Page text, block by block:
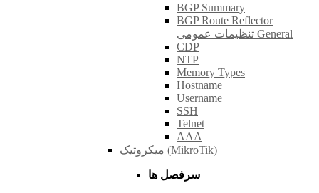
BGP Summary
BGP Route Reflector
تنظیمات عمومی General
CDP
NTP
Memory Types
Hostname
Username
SSH
Telnet
AAA
میکروتیک (MikroTik)
سرفصل ها